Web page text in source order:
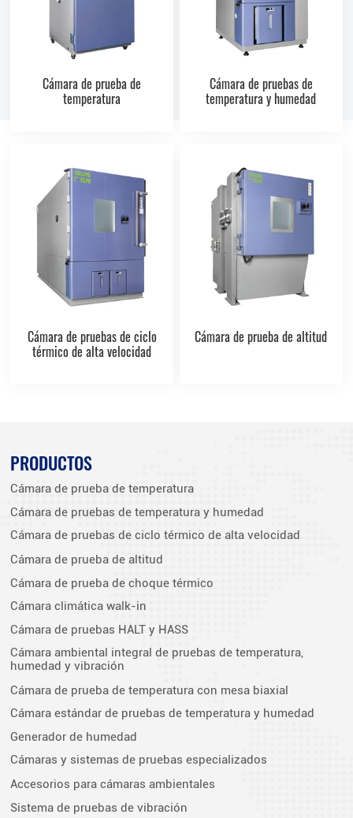
Cámara de prueba de
temperatura
Cámara de pruebas de
temperatura y humedad
Cámara de pruebas de ciclo
térmico de alta velocidad
Cámara de prueba de altitud
PRODUCTOS
Cámara de prueba de temperatura
Cámara de pruebas de temperatura y humedad
Cámara de pruebas de ciclo térmico de alta velocidad
Cámara de prueba de altitud
Cámara de prueba de choque térmico
Cámara climática walk-in
Cámara de pruebas HALT y HASS
Cámara ambiental integral de pruebas de temperatura,
humedad y vibración
Cámara de prueba de temperatura con mesa biaxial
Cámara estándar de pruebas de temperatura y humedad
Generador de humedad
Cámaras y sistemas de pruebas especializados
Accesorios para cámaras ambientales
Sistema de pruebas de vibración